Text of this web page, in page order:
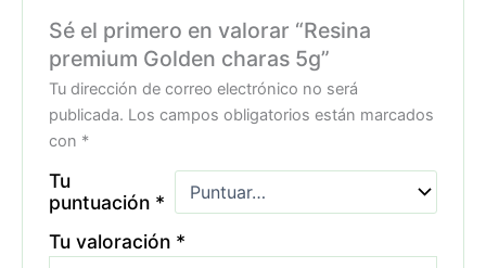
Sé el primero en valorar “Resina
premium Golden charas 5g”
Tu dirección de correo electrónico no será
publicada. Los campos obligatorios están marcados
con *
Tu
puntuación *
Tu valoración *